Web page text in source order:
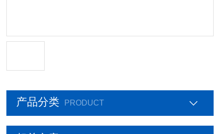
产品分类 PRODUCT